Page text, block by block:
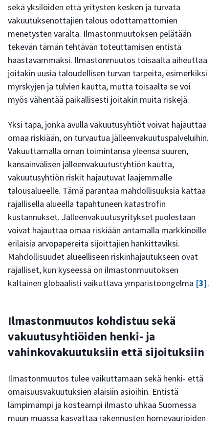
sekä yksilöiden että yritysten kesken ja turvata
vakuutuksenottajien talous odottamattomien
menetysten varalta. Ilmastonmuutoksen pelätään
tekevän tämän tehtävän toteuttamisen entistä
haastavammaksi. Ilmastonmuutos toisaalta aiheuttaa
joitakin uusia taloudellisen turvan tarpeita, esimerkiksi
myrskyjen ja tulvien kautta, mutta toisaalta se voi
myös vähentää paikallisesti joitakin muita riskejä.
Yksi tapa, jonka avulla vakuutusyhtiöt voivat hajauttaa
omaa riskiään, on turvautua jälleenvakuutuspalveluihin.
Vakuuttamalla oman toimintansa yleensä suuren,
kansainvälisen jälleenvakuutustyhtiön kautta,
vakuutusyhtiön riskit hajautuvat laajemmalle
talousalueelle. Tämä parantaa mahdollisuuksia kattaa
rajallisella alueella tapahtuneen katastrofin
kustannukset. Jälleenvakuutusyritykset puolestaan
voivat hajauttaa omaa riskiään antamalla markkinoille
erilaisia arvopapereita sijoittajien hankittaviksi.
Mahdollisuudet alueelliseen riskinhajautukseen ovat
rajalliset, kun kyseessä on ilmastonmuutoksen
kaltainen globaalisti vaikuttava ympäristöongelma [3].
Ilmastonmuutos kohdistuu sekä
vakuutusyhtiöiden henki- ja
vahinkovakuutuksiin että sijoituksiin
Ilmastonmuutos tulee vaikuttamaan sekä henki- että
omaisuusvakuutuksien alaisiin asioihin. Entistä
lämpimämpi ja kosteampi ilmasto uhkaa Suomessa
muun muassa kasvattaa rakennusten homevaurioiden